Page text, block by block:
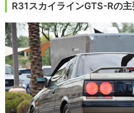
R31スカイラインGTS-Rの主